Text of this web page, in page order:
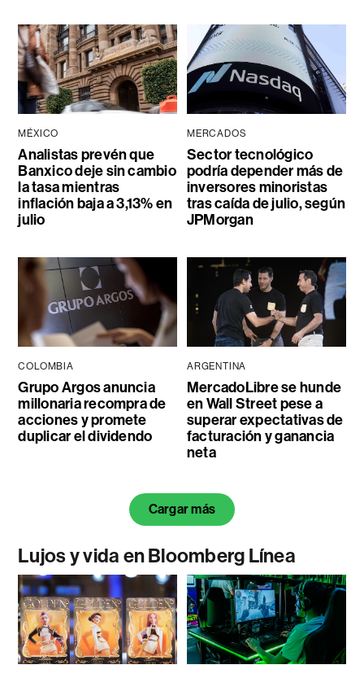
MÉXICO
Analistas prevén que
Banxico deje sin cambio
la tasa mientras
inflación baja a 3,13% en
julio
MERCADOS
Sector tecnológico
podría depender más de
inversores minoristas
tras caída de julio, según
JPMorgan
COLOMBIA
Grupo Argos anuncia
millonaria recompra de
acciones y promete
duplicar el dividendo
ARGENTINA
MercadoLibre se hunde
en Wall Street pese a
superar expectativas de
facturación y ganancia
neta
Cargar más
Lujos y vida en Bloomberg Línea